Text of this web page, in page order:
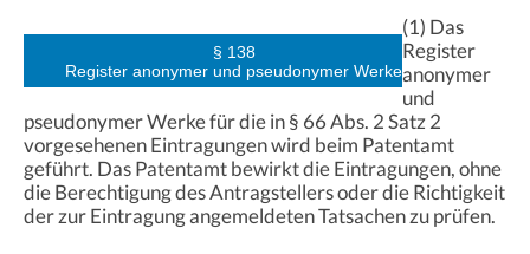
§ 138
Register anonymer und pseudonymer Werke
(1) Das
Register
anonymer
und
pseudonymer Werke für die in § 66 Abs. 2 Satz 2
vorgesehenen Eintragungen wird beim Patentamt
geführt. Das Patentamt bewirkt die Eintragungen, ohne
die Berechtigung des Antragstellers oder die Richtigkeit
der zur Eintragung angemeldeten Tatsachen zu prüfen.